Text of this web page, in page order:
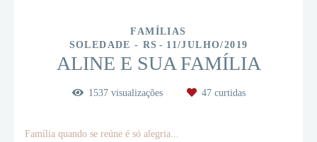
FAMÍLIAS
SOLEDADE - RS
11/JULHO/2019
ALINE E SUA FAMÍLIA
1537visualizações 47curtidas
Família quando se reúne é só alegria...